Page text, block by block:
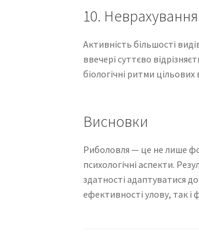
10.
Активність більшості
ввечері суттєво
біологічні ритми цільових
Висновки
Риболовля — це не лише
психологічні аспекти.
здатності адаптуватися
ефективності улову, так